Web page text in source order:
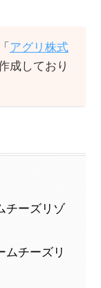
アグリ株式
成しており
チーズリゾ
ムチーズリ